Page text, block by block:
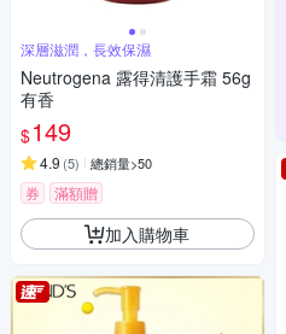
深層滋潤，長效保濕
Neutrogena 露得清護手霜 56g
有香
$149
4.9 (5) 總銷量>50
券 滿額贈
加入購物車